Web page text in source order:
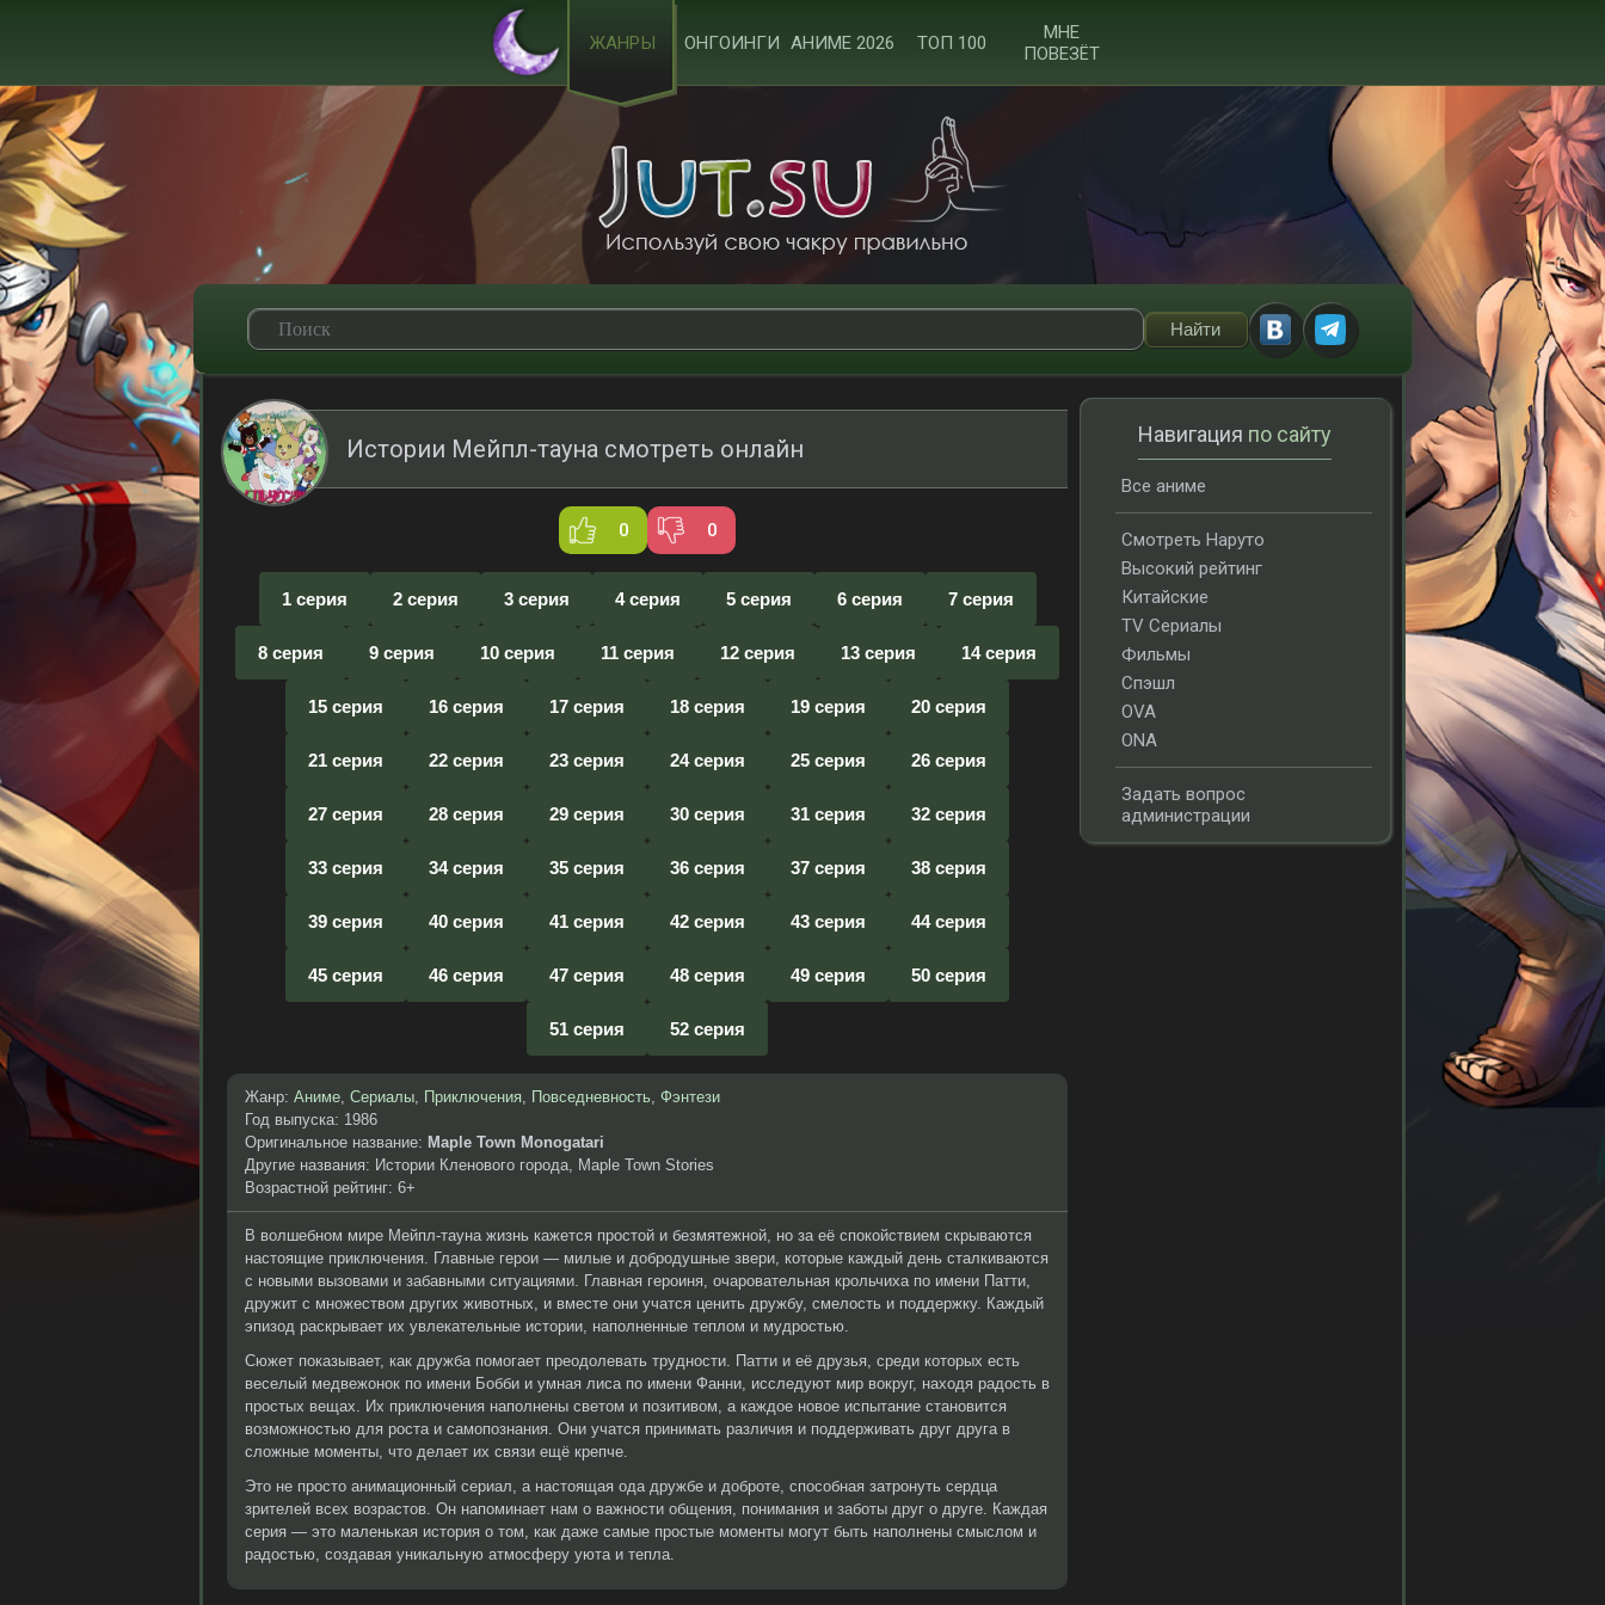
ЖАНРЫ ОНГОИНГИ АНИМЕ 2026 ТОП 100
МНЕ
ПОВЕЗЁТ
Истории Мейпл-тауна смотреть онлайн
0 0
1 серия 2 серия 3 серия 4 серия 5 серия 6 серия 7 серия
8 серия 9 серия 10 серия 11 серия 12 серия 13 серия 14 серия
15 серия 16 серия 17 серия 18 серия 19 серия 20 серия
21 серия 22 серия 23 серия 24 серия 25 серия 26 серия
27 серия 28 серия 29 серия 30 серия 31 серия 32 серия
33 серия 34 серия 35 серия 36 серия 37 серия 38 серия
39 серия 40 серия 41 серия 42 серия 43 серия 44 серия
45 серия 46 серия 47 серия 48 серия 49 серия 50 серия
51 серия 52 серия
Жанр: Аниме, Сериалы, Приключения, Повседневность, Фэнтези
Год выпуска: 1986
Оригинальное название: Maple Town Monogatari
Другие названия: Истории Кленового города, Maple Town Stories
Возрастной рейтинг: 6+
В волшебном мире Мейпл-тауна жизнь кажется простой и безмятежной, но за её спокойствием скрываются
настоящие приключения. Главные герои — милые и добродушные звери, которые каждый день сталкиваются
с новыми вызовами и забавными ситуациями. Главная героиня, очаровательная крольчиха по имени Патти,
дружит с множеством других животных, и вместе они учатся ценить дружбу, смелость и поддержку. Каждый
эпизод раскрывает их увлекательные истории, наполненные теплом и мудростью.
Сюжет показывает, как дружба помогает преодолевать трудности. Патти и её друзья, среди которых есть
веселый медвежонок по имени Бобби и умная лиса по имени Фанни, исследуют мир вокруг, находя радость в
простых вещах. Их приключения наполнены светом и позитивом, а каждое новое испытание становится
возможностью для роста и самопознания. Они учатся принимать различия и поддерживать друг друга в
сложные моменты, что делает их связи ещё крепче.
Это не просто анимационный сериал, а настоящая ода дружбе и доброте, способная затронуть сердца
зрителей всех возрастов. Он напоминает нам о важности общения, понимания и заботы друг о друге. Каждая
серия — это маленькая история о том, как даже самые простые моменты могут быть наполнены смыслом и
радостью, создавая уникальную атмосферу уюта и тепла.
Навигация по сайту
Все аниме
Смотреть Наруто
Высокий рейтинг
Китайские
TV Сериалы
Фильмы
Спэшл
OVA
ONA
Задать вопрос
администрации